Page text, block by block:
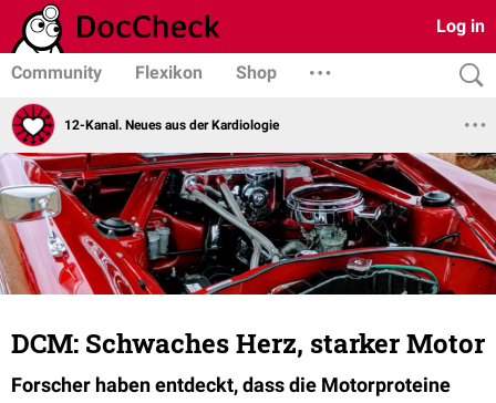
Log in
Community Flexikon Shop
12-Kanal. Neues aus der Kardiologie
DCM: Schwaches Herz, starker Motor
Forscher haben entdeckt, dass die Motorproteine